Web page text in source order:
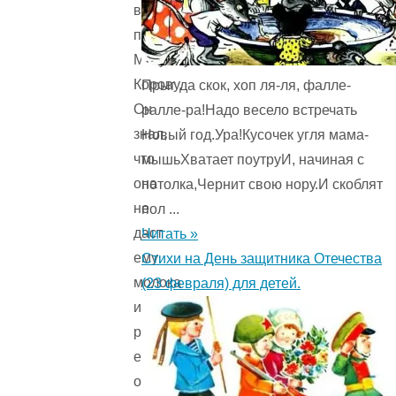
в
поле
Матушку
Корову.
Он
знал,
что
она
не
даст
ему
молока
и
решил
ее
обхитрить.
Прыг да скок, хоп ля-ля, фалле-
ралле-ра!Надо весело встречать
Новый год.Ура!Кусочек угля мама-
мышьХватает поутруИ, начиная с
потолка,Чернит свою нору.И скоблят
пол ...
Читать »
Стихи на День защитника Отечества
(23 февраля) для детей.